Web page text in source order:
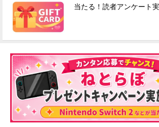
当たる！読者アンケート